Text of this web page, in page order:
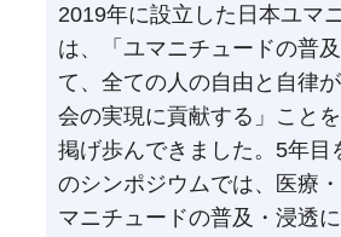
2019年に設立した日本ユマ
は、「ユマニチュードの普
て、全ての人の自由と自律
会の実現に貢献する」こと
掲げ歩んできました。5年目
のシンポジウムでは、医療
マニチュードの普及・浸透